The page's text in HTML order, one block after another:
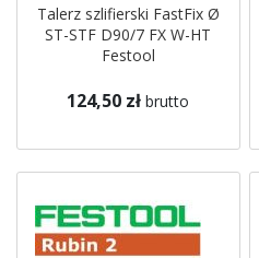
Talerz szlifierski FastFix Ø
ST-STF D90/7 FX W-HT
Festool
124,50 zł brutto